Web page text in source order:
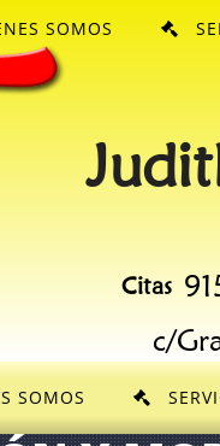
Citas
c/
SOMOS
SOMOS